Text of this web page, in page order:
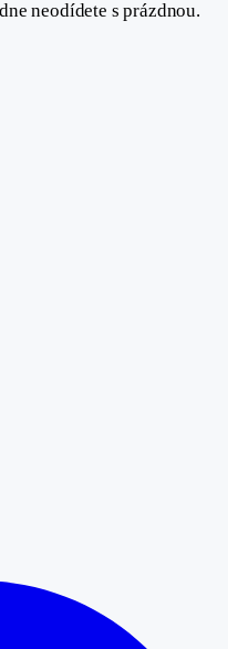
neodídete s prázdnou.